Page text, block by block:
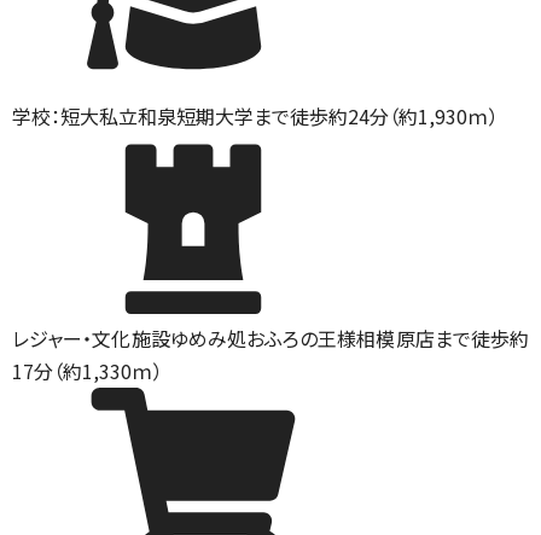
学校：短大私立和泉短期大学まで徒歩約24分（約1,930ｍ）
レジャー・文化施設ゆめみ処おふろの王様相模原店まで徒歩約
17分（約1,330ｍ）